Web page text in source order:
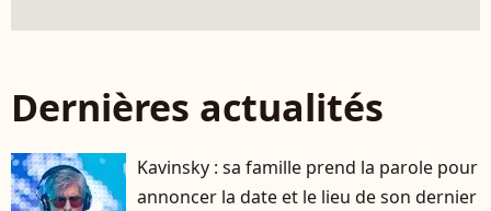
Dernières actualités
Kavinsky : sa famille prend la parole pour
annoncer la date et le lieu de son dernier